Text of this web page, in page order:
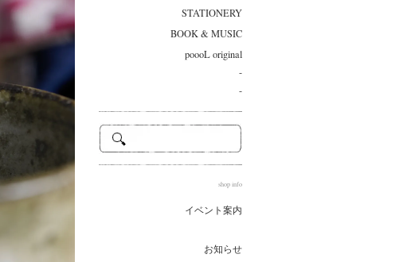
STATIONERY
BOOK & MUSIC
poooL original
-
-
shop info
イベント案内
お知らせ